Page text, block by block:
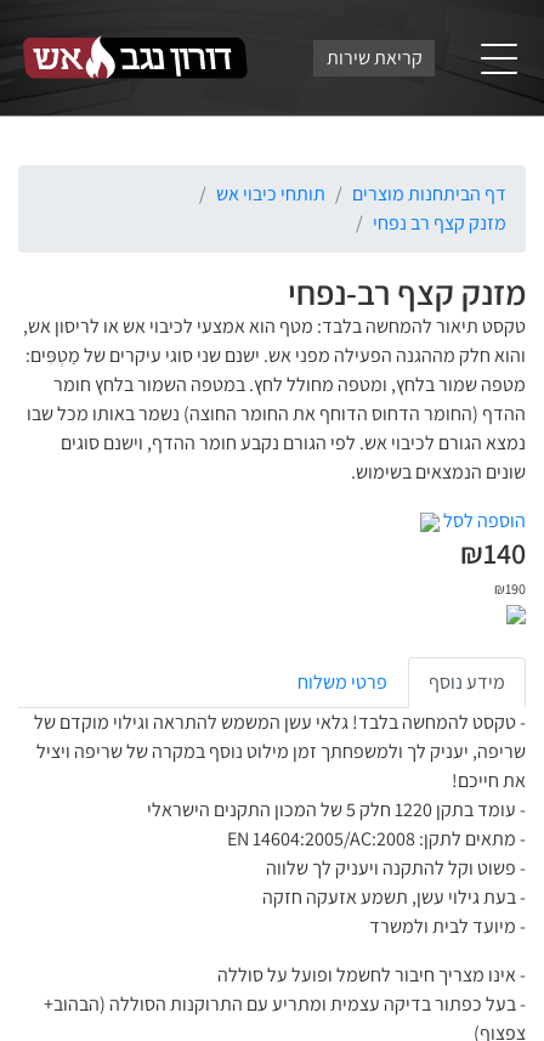
קריאת שירות
דף הביתחנות מוצרים
תותחי כיבוי אש
מזנק קצף רב נפחי
מזנק קצף רב-נפחי
טקסט תיאור להמחשה בלבד: מטף הוא אמצעי לכיבוי אש או לריסון אש,
והוא חלק מההגנה הפעילה מפני אש. ישנם שני סוגי עיקרים של מַטְפִּים:
מטפה שמור בלחץ, ומטפה מחולל לחץ. במטפה השמור בלחץ חומר
ההדף (החומר הדחוס הדוחף את החומר החוצה) נשמר באותו מכל שבו
נמצא הגורם לכיבוי אש. לפי הגורם נקבע חומר ההדף, וישנם סוגים
שונים הנמצאים בשימוש.
הוספה לסל
₪140
₪190
מידע נוסף
פרטי משלוח
- טקסט להמחשה בלבד! גלאי עשן המשמש להתראה וגילוי מוקדם של
שריפה, יעניק לך ולמשפחתך זמן מילוט נוסף במקרה של שריפה ויציל
את חייכם!
- עומד בתקן 1220 חלק 5 של המכון התקנים הישראלי
- מתאים לתקן: EN 14604:2005/AC:2008
- פשוט וקל להתקנה ויעניק לך שלווה
- בעת גילוי עשן, תשמע אזעקה חזקה
- מיועד לבית ולמשרד
- אינו מצריך חיבור לחשמל ופועל על סוללה
- בעל כפתור בדיקה עצמית ומתריע עם התרוקנות הסוללה (הבהוב+
צפצוף)